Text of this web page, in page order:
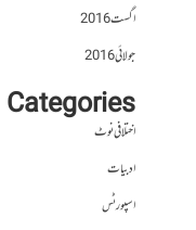
اگست 2016
جولائی 2016
Categories
اختلافی نوٹ
ادبیات
اسپورٹس